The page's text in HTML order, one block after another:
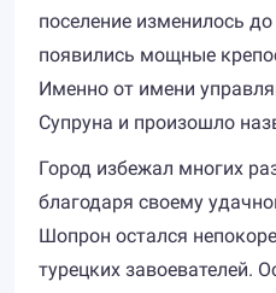
поселение изменилось
появились мощные
Именно от имени
Супруна и произошло
Город избежал многих
благодаря своему
Шопрон остался
турецких завоевателей.